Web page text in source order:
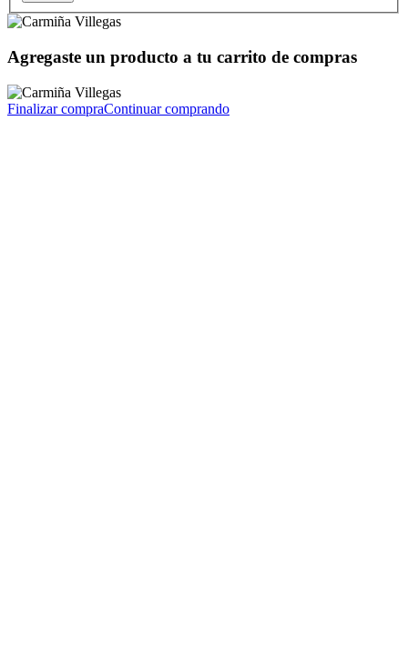
Agregaste un producto a tu carrito de compras
Finalizar compraContinuar comprando